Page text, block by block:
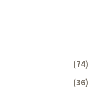
(74)
(36)